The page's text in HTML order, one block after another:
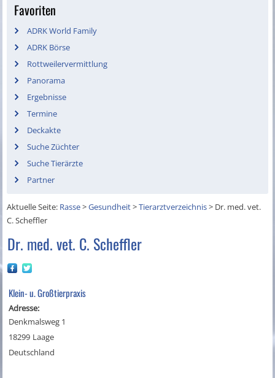
Favoriten
ADRK World Family
ADRK Börse
Rottweilervermittlung
Panorama
Ergebnisse
Termine
Deckakte
Suche Züchter
Suche Tierärzte
Partner
Aktuelle Seite: Rasse>Gesundheit>Tierarztverzeichnis> Dr. med. vet.
C. Scheffler
Dr. med. vet. C. Scheffler
Klein- u. Großtierpraxis
Adresse:
Denkmalsweg 1
18299 Laage
Deutschland